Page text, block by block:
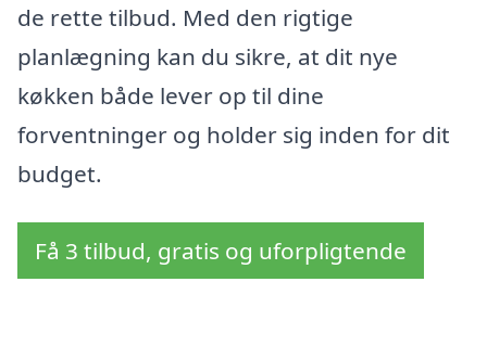
de rette tilbud. Med den rigtige
planlægning kan du sikre, at dit nye
køkken både lever op til dine
forventninger og holder sig inden for dit
budget.
Få 3 tilbud, gratis og uforpligtende